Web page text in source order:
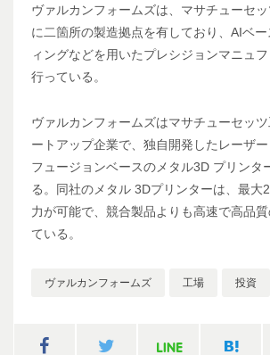
ヴァルカンフォームズは、マサチューセ
に二箇所の製造拠点を有しており、AIベ
ィングなどを用いたプレシジョンマニュ
行っている。
ヴァルカンフォームズはマサチューセッ
ートアップ企業で、独自開発したレーザ
フュージョンベースのメタル3D プリンタ
る。同社のメタル 3Dプリンターは、最大
力が可能で、競合製品よりも高速で高品
ている。
ヴァルカンフォームズ 工場 投資